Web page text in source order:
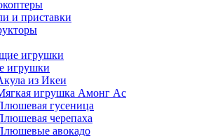
и приставки
игрушки
игрушки
из Икеи
игрушка Амонг Ас
гусеница
черепаха
авокадо